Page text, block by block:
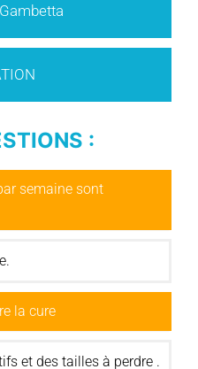
:
semaine sont
la cure
et des tailles à perdre .